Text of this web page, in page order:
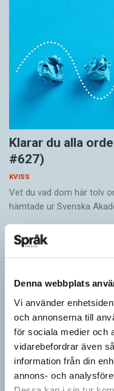
Denna webbplats
Vi använder
och annonserna till
för sociala medier och
vidarebefordrar även
information från din
annons- och
Klarar du alla
#627)
KVISS
Vet du vad dom här tolv
hämtade ur Svenska